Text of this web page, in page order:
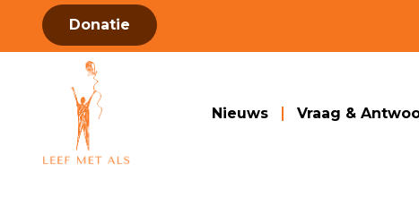
Donatie
Nieuws Vraag &